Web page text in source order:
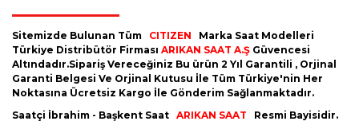
Sitemizde Bulunan Tüm CITIZEN
Marka Saat Modelleri
Türkiye Distribütör Firması ARIKAN SAAT A.Ş Güvencesi
Altındadır.Sipariş Vereceğiniz Bu ürün 2 Yıl Garantili , Orjinal
Garanti Belgesi Ve Orjinal Kutusu İle Tüm Türkiye'nin Her
Noktasına Ücretsiz Kargo İle Gönderim Sağlanmaktadır.
Saatçi İbrahim - Başkent Saat ARIKAN SAAT Resmi Bayisidir.